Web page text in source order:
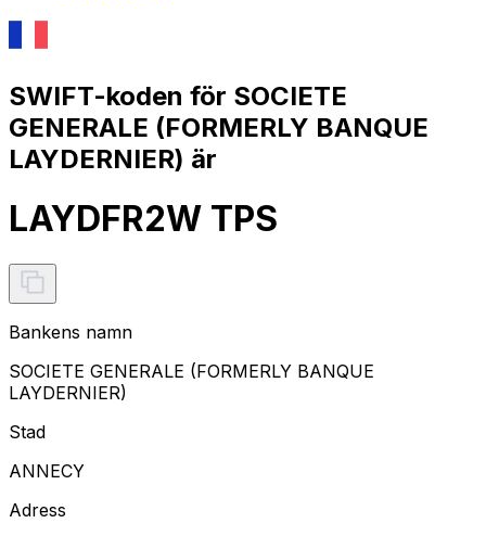
SWIFT-koden för SOCIETE
GENERALE (FORMERLY BANQUE
LAYDERNIER) är
LAYDFR2W TPS
Bankens namn
SOCIETE GENERALE (FORMERLY BANQUE
LAYDERNIER)
Stad
ANNECY
Adress